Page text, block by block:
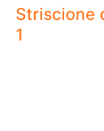
Striscione
1